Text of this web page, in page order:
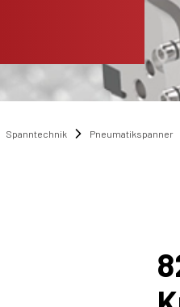
Spanntechnik Pneumatikspanner